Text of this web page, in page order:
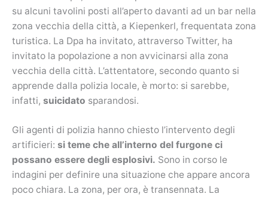
su alcuni tavolini posti all’aperto davanti ad un bar nella
zona vecchia della città, a Kiepenkerl, frequentata zona
turistica. La Dpa ha invitato, attraverso Twitter, ha
invitato la popolazione a non avvicinarsi alla zona
vecchia della città. L’attentatore, secondo quanto si
apprende dalla polizia locale, è morto: si sarebbe,
infatti, suicidato sparandosi.
Gli agenti di polizia hanno chiesto l’intervento degli
artificieri: si teme che all’interno del furgone ci
possano essere degli esplosivi. Sono in corso le
indagini per definire una situazione che appare ancora
poco chiara. La zona, per ora, è transennata. La